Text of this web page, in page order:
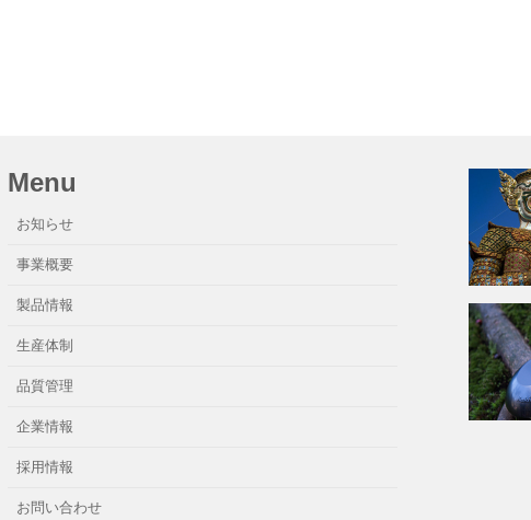
Menu
お知らせ
事業概要
製品情報
生産体制
品質管理
企業情報
採用情報
お問い合わせ